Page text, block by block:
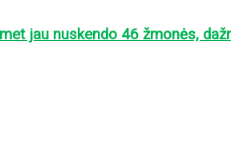
jau nuskendo 46 žmonės,